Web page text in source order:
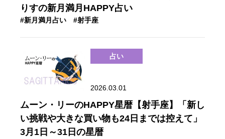
りすの新月満月HAPPY占い
#新月満月占い #射手座
占い
2026.03.01
ムーン・リーのHAPPY星暦【射手座】「新し
い挑戦や大きな買い物も24日までは控えて」
3月1日～31日の星暦